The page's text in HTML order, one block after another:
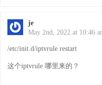
je
May 2nd, 2022 at 10:46
/etc/init.d/iptvrule restart
这个iptvrule 哪里来的？